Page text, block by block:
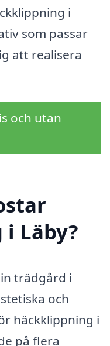
i
som passar
att realisera
och utan
Läby?
trädgård i
och
häckklippning i
på flera